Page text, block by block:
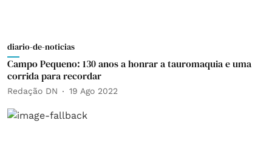
diario-de-noticias
Campo Pequeno: 130 anos a honrar a tauromaquia e uma
corrida para recordar
Redação DN 19 Ago 2022